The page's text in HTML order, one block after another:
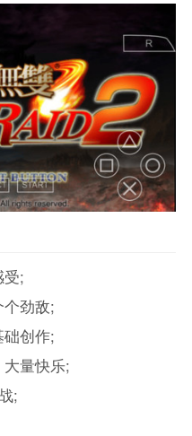
;
劲敌;
创作;
量快乐;
;